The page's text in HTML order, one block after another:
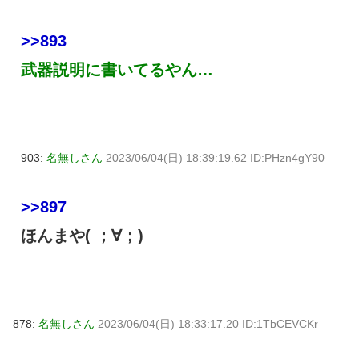
>>893
武器説明に書いてるやん…
903: 名無しさん 2023/06/04(日) 18:39:19.62 ID:PHzn4gY90
>>897
ほんまや( ；∀；)
878: 名無しさん 2023/06/04(日) 18:33:17.20 ID:1TbCEVCKr